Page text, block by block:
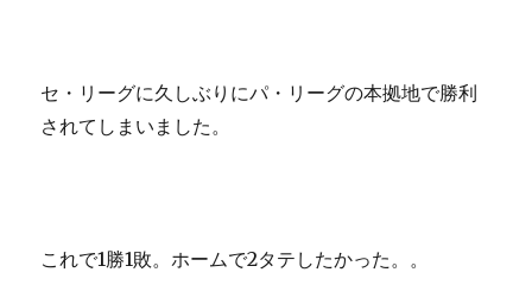
セ・リーグに久しぶりにパ・リーグの本拠地で勝利
されてしまいました。
これで1勝1敗。ホームで2タテしたかった。。